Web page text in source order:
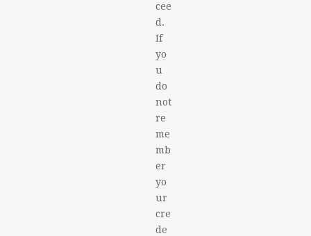
cee
d.
If
yo
u
do
not
re
me
mb
er
yo
ur
cre
de